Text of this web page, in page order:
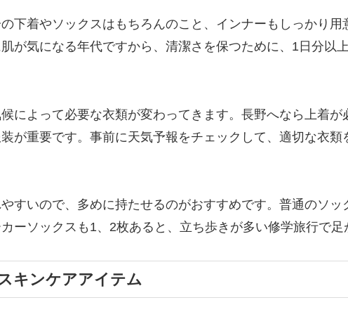
下着やソックスはもちろんのこと、インナーもしっかり用
が気になる年代ですから、清潔さを保つために、1日分以
によって必要な衣類が変わってきます。長野へなら上着が
が重要です。事前に天気予報をチェックして、適切な衣類
すいので、多めに持たせるのがおすすめです。普通のソッ
ーソックスも1、2枚あると、立ち歩きが多い修学旅行で足
キンケアアイテム